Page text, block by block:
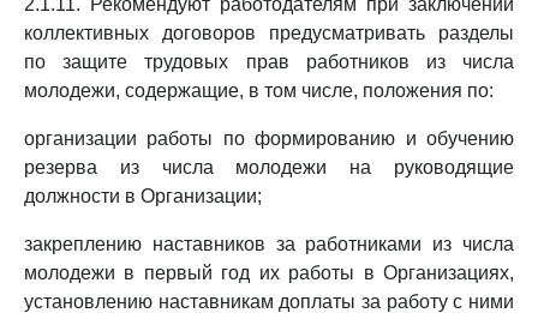
2.1.11. Рекомендуют работодателям при заключении
коллективных договоров предусматривать разделы
по защите трудовых прав работников из числа
молодежи, содержащие, в том числе, положения по:
организации работы по формированию и обучению
резерва из числа молодежи на руководящие
должности в Организации;
закреплению наставников за работниками из числа
молодежи в первый год их работы в Организациях,
установлению наставникам доплаты за работу с ними